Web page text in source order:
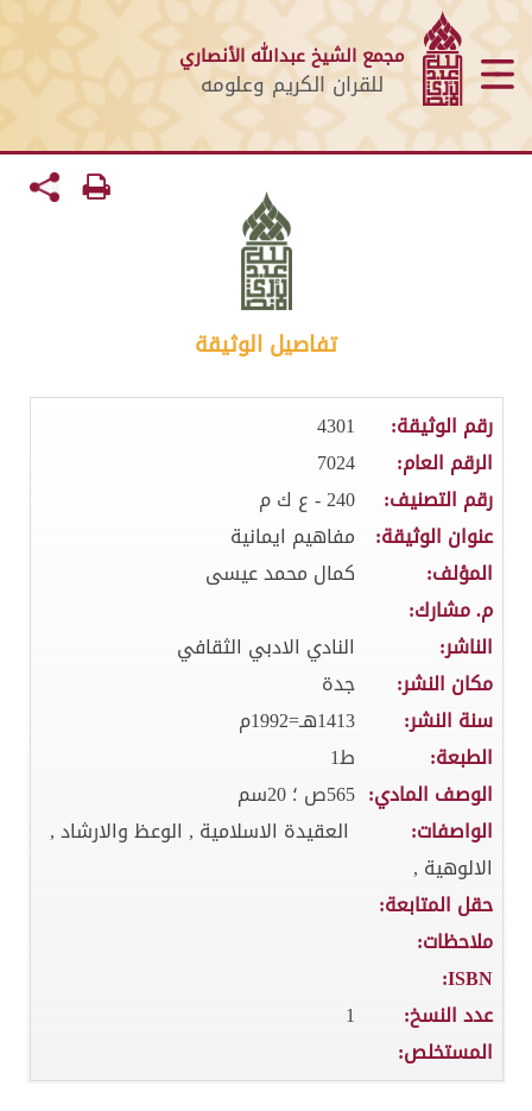
مجمع الشيخ عبدالله الأنصاري
للقران الكريم وعلومه
تفاصيل الوثيقة
رقم الوثيقة:
4301
الرقم العام:
7024
رقم التصنيف:
240 - ع ك م
عنوان الوثيقة:
مفاهيم ايمانية
المؤلف:
كمال محمد عيسى
م. مشارك:
الناشر:
النادي الادبي الثقافي
مكان النشر:
جدة
سنة النشر:
1413هـ=1992م
الطبعة:
ط1
الوصف المادي: 565ص ؛ 20سم
الواصفات:
العقيدة الاسلامية , الوعظ والارشاد ,
الالوهية ,
حقل المتابعة:
ملاحظات:
ISBN:
عدد النسخ:
1
المستخلص: